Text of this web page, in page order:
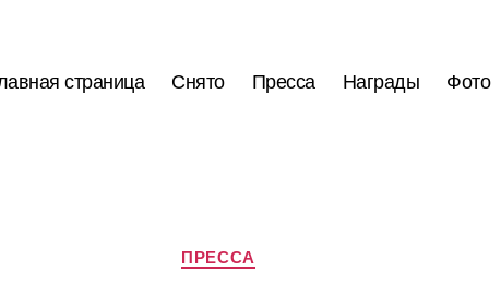
страница Снято Пресса Награды Фото
Рубрики
ПРЕССА